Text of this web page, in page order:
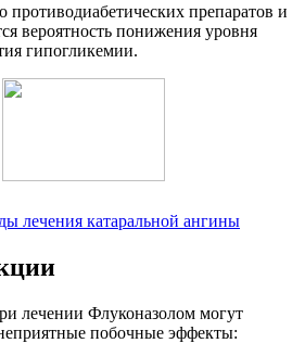
препаратов и
вероятность понижения уровня
гипогликемии.
лечения катаральной ангины
лечении Флуконазолом могут
побочные эффекты: